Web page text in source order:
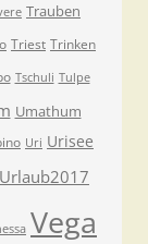
Trauben
Triest Trinken
Tschuli Tulpe
Umathum
Uri Urisee
Urlaub2017
Vega